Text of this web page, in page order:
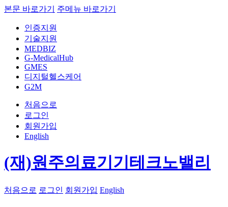
본문 바로가기 주메뉴 바로가기
인증지원
기술지원
MEDBIZ
G-MedicalHub
GMES
디지털헬스케어
G2M
처음으로
로그인
회원가입
English
(재)원주의료기기테크노밸리
처음으로 로그인 회원가입 English